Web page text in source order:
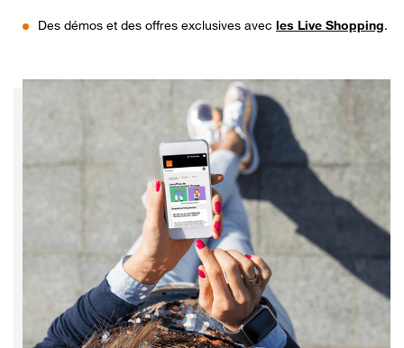
Des démos et des offres exclusives avec les Live Shopping.